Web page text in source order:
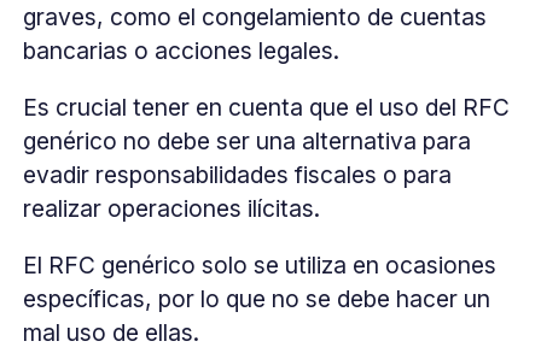
graves, como el congelamiento de cuentas
bancarias o acciones legales.
Es crucial tener en cuenta que el uso del RFC
genérico no debe ser una alternativa para
evadir responsabilidades fiscales o para
realizar operaciones ilícitas.
El RFC genérico solo se utiliza en ocasiones
específicas, por lo que no se debe hacer un
mal uso de ellas.